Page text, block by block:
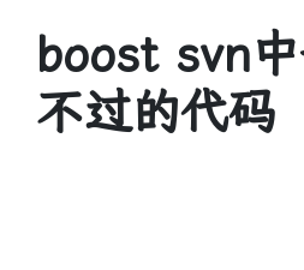
boost svn
不过的代码